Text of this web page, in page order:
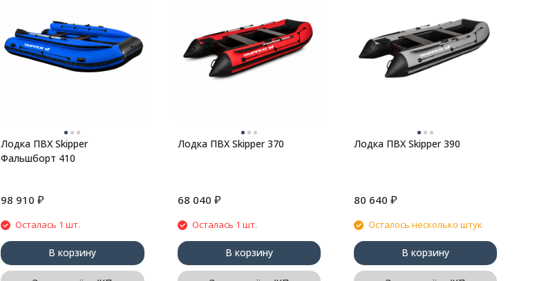
Лодка ПВХ Skipper
Фальшборт 410
98 910 ₽
Осталась 1 шт.
В корзину
Лодка ПВХ Skipper 370
68 040 ₽
Осталась 1 шт.
В корзину
Лодка ПВХ Skipper 390
80 640 ₽
Осталось несколько штук
В корзину